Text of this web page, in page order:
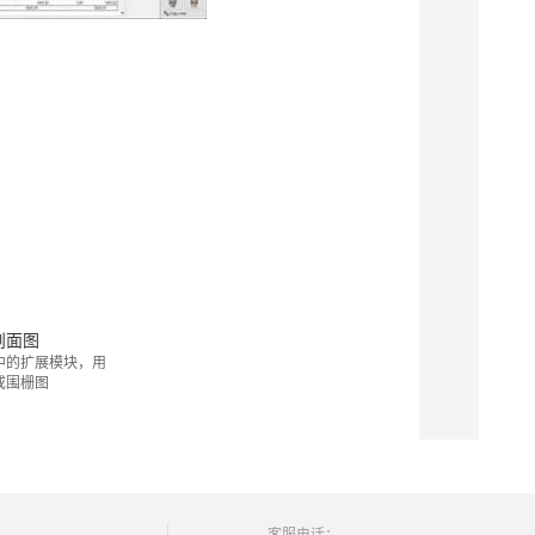
图
的扩展模块，用
围栅图